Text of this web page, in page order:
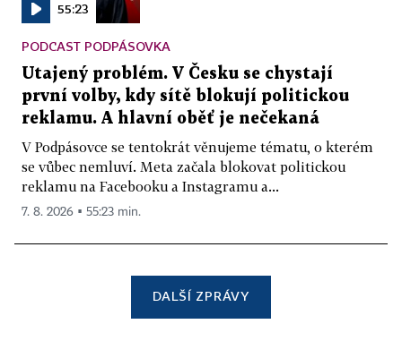
55:23
PODCAST PODPÁSOVKA
Utajený problém. V Česku se chystají
první volby, kdy sítě blokují politickou
reklamu. A hlavní oběť je nečekaná
V Podpásovce se tentokrát věnujeme tématu, o kterém
se vůbec nemluví. Meta začala blokovat politickou
reklamu na Facebooku a Instagramu a...
7. 8. 2026 ▪ 55:23 min.
DALŠÍ ZPRÁVY